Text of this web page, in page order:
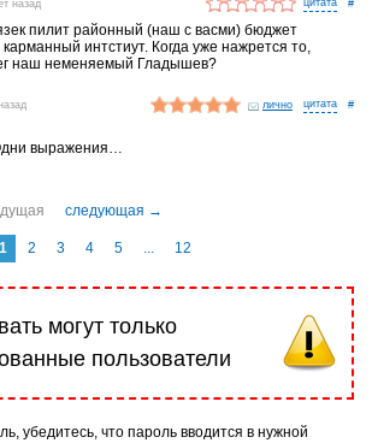
назад #
пилит районный (наш с васми) бюджет
карманный интстиут. Когда уже нажрется то,
наш неменяемый Гладышев?
лично #
выражения…
1 2 3 4 5 12
могут только
пользователи
убедитесь, что пароль вводится в нужной